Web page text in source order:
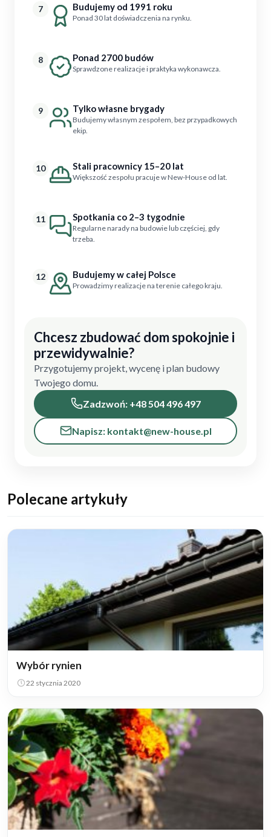
7 Budujemy od 1991 roku
Ponad 30 lat doświadczenia na rynku.
8 Ponad 2700 budów
Sprawdzone realizacje i praktyka wykonawcza.
9 Tylko własne brygady
Budujemy własnym zespołem, bez przypadkowych
ekip.
10 Stali pracownicy 15–20 lat
Większość zespołu pracuje w New-House od lat.
11 Spotkania co 2–3 tygodnie
Regularne narady na budowie lub częściej, gdy
trzeba.
12 Budujemy w całej Polsce
Prowadzimy realizacje na terenie całego kraju.
Chcesz zbudować dom spokojnie i
przewidywalnie?
Przygotujemy projekt, wycenę i plan budowy
Twojego domu.
Zadzwoń: +48 504 496 497
Napisz: kontakt@new-house.pl
Polecane artykuły
Wybór rynien
22 stycznia 2020